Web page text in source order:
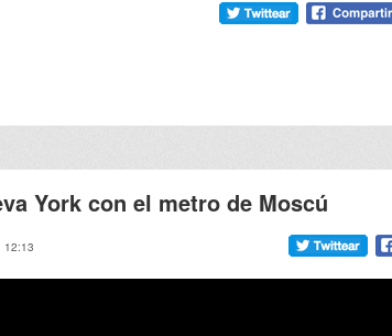
York con el metro de Moscú
12:13